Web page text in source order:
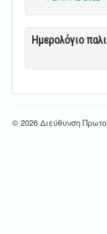
Ημερολόγιο
© 2026 Διεύθυνση